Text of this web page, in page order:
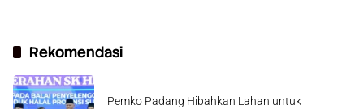
Rekomendasi
Pemko Padang Hibahkan Lahan untuk